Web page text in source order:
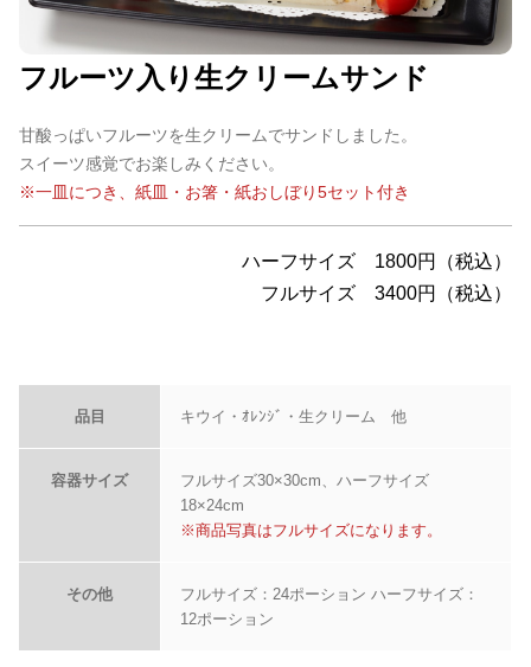
フルーツ入り生クリームサンド
甘酸っぱいフルーツを生クリームでサンドしました。
スイーツ感覚でお楽しみください。
※一皿につき、紙皿・お箸・紙おしぼり5セット付き
ハーフサイズ
1800円（税込）
フルサイズ
3400円（税込）
品目 キウイ・ｵﾚﾝｼﾞ・生クリーム 他
容器サイズ
フルサイズ30×30cm、ハーフサイズ
18×24cm
※商品写真はフルサイズになります。
その他
フルサイズ：24ポーション ハーフサイズ：
12ポーション